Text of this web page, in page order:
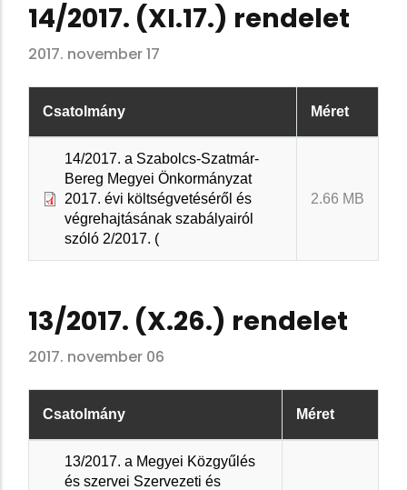
14/2017. (XI.17.) rendelet
2017. november 17
Csatolmány Méret
14/2017. a Szabolcs-Szatmár-
Bereg Megyei Önkormányzat
2017. évi költségvetéséről és
végrehajtásának szabályairól
szóló 2/2017. (
2.66 MB
13/2017. (X.26.) rendelet
2017. november 06
Csatolmány Méret
13/2017. a Megyei Közgyűlés
és szervei Szervezeti és